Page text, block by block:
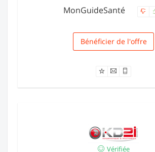
MonGuideSanté
Livraison
Bénéficier de l'offre
Vérifiée